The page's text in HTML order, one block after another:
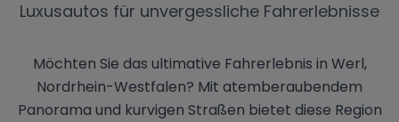
Luxusautos für unvergessliche Fahrerlebnisse
Möchten Sie das ultimative Fahrerlebnis in Werl,
Nordrhein-Westfalen? Mit atemberaubendem
Panorama und kurvigen Straßen bietet diese Region